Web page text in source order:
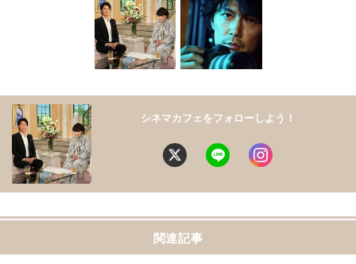
シネマカフェをフォローしよう！
関連記事